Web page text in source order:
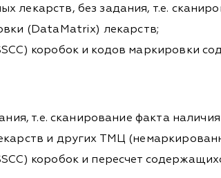
лекарств, без задания, т.е.
(DataMatrix) лекарств;
коробок и кодов маркировки
т.е. сканирование факта
и других ТМЦ
коробок и пересчет